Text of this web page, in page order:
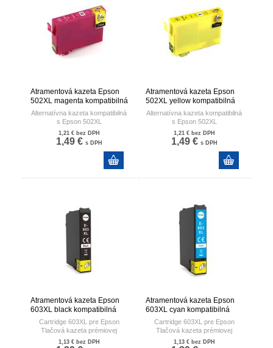
Atramentová kazeta Epson
502XL magenta kompatibilná
Alternatívna kazeta kompatibilná
s Epson 502XL
1,21 € bez DPH
1,49 € s DPH
Atramentová kazeta Epson
502XL yellow kompatibilná
Alternatívna kazeta kompatibilná
s Epson 502XL
1,21 € bez DPH
1,49 € s DPH
Atramentová kazeta Epson
603XL black kompatibilná
Cartridge 603XL pre Epson
Tlačová kazeta prémiovej
kvaklity s čipom
1,13 € bez DPH
Atramentová kazeta Epson
603XL cyan kompatibilná
Cartridge 603XL pre Epson
Tlačová kazeta prémiovej
kvaklity s čipom
1,13 € bez DPH